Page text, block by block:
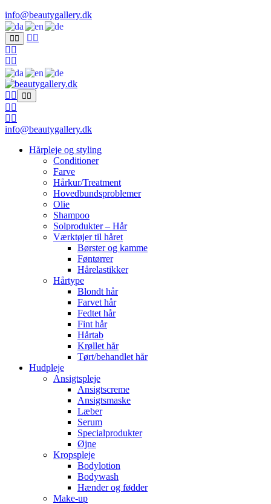
info@beautygallery.dk
info@beautygallery.dk
Hårpleje og styling
Conditioner
Farve
Hårkur/Treatment
Hovedbundsproblemer
Olie
Shampoo
Solprodukter – Hår
Værktøjer til håret
Børster og kamme
Føntørrer
Hårelastikker
Hårtype
Blondt hår
Farvet hår
Fedtet hår
Fint hår
Hårtab
Krøllet hår
Tørt/behandlet hår
Hudpleje
Ansigtspleje
Ansigtscreme
Ansigtsmaske
Læber
Serum
Specialprodukter
Øjne
Kropspleje
Bodylotion
Bodywash
Hænder og fødder
Make-up